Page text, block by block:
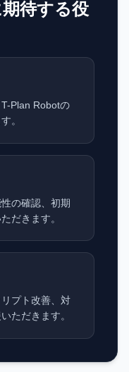
待する役
Plan Robotの
。
の確認、初期
だきます。
プト改善、対
ただきます。